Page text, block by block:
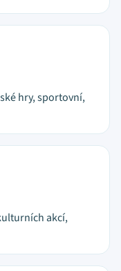
hry, sportovní,
akcí,